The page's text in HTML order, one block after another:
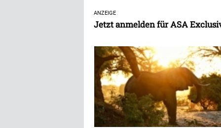
ANZEIGE
Jetzt anmelden für ASA